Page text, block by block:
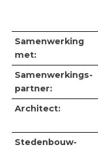
Samenwerking
met:
Samenwerkings­
partner:
Architect:
Steden­bouw­